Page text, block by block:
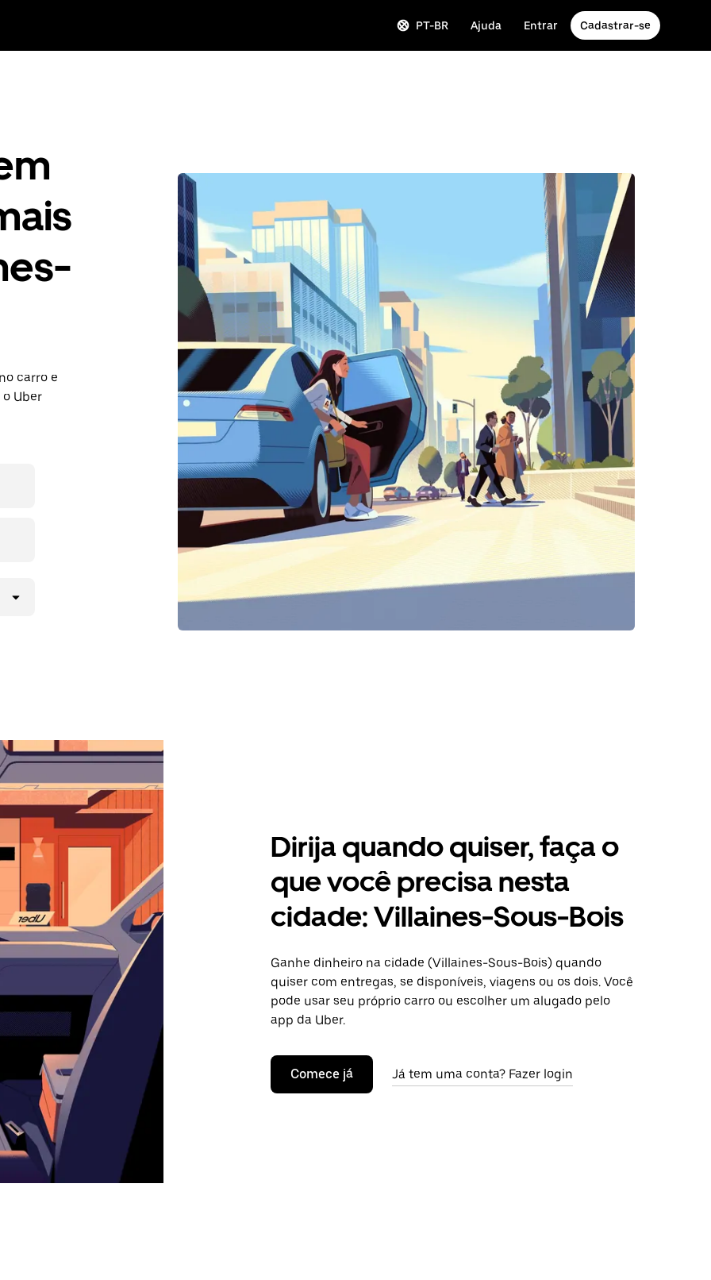
PT-BR Ajuda Entrar Cadastrar-se
carro e
Uber
Dirija quando quiser, faça o
que você precisa nesta
cidade: Villaines-Sous-Bois
Ganhe dinheiro na cidade (Villaines-Sous-Bois) quando
quiser com entregas, se disponíveis, viagens ou os dois. Você
pode usar seu próprio carro ou escolher um alugado pelo
app da Uber.
Comece já Já tem uma conta? Fazer login